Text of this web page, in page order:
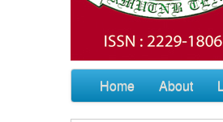
Home About